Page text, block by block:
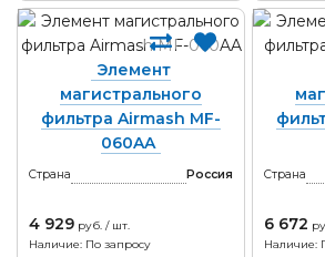
Элемент
магистрального
фильтра Airmash MF-
060AA
Страна Россия
4 929 руб. / шт.
Наличие: По запросу
Страна
6 672
Наличие: